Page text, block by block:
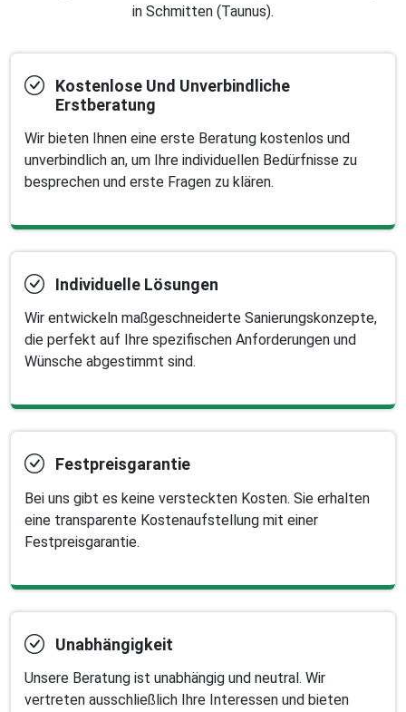
in Schmitten (Taunus).
Kostenlose Und Unverbindliche
Erstberatung
Wir bieten Ihnen eine erste Beratung kostenlos und
unverbindlich an, um Ihre individuellen Bedürfnisse zu
besprechen und erste Fragen zu klären.
Individuelle Lösungen
Wir entwickeln maßgeschneiderte Sanierungskonzepte,
die perfekt auf Ihre spezifischen Anforderungen und
Wünsche abgestimmt sind.
Festpreisgarantie
Bei uns gibt es keine versteckten Kosten. Sie erhalten
eine transparente Kostenaufstellung mit einer
Festpreisgarantie.
Unabhängigkeit
Unsere Beratung ist unabhängig und neutral. Wir
vertreten ausschließlich Ihre Interessen und bieten